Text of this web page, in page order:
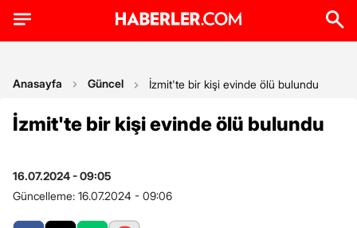
Anasayfa Güncel İzmit'te bir kişi evinde ölü bulundu
İzmit'te bir kişi evinde ölü bulundu
16.07.2024 - 09:05
Güncelleme: 16.07.2024 - 09:06